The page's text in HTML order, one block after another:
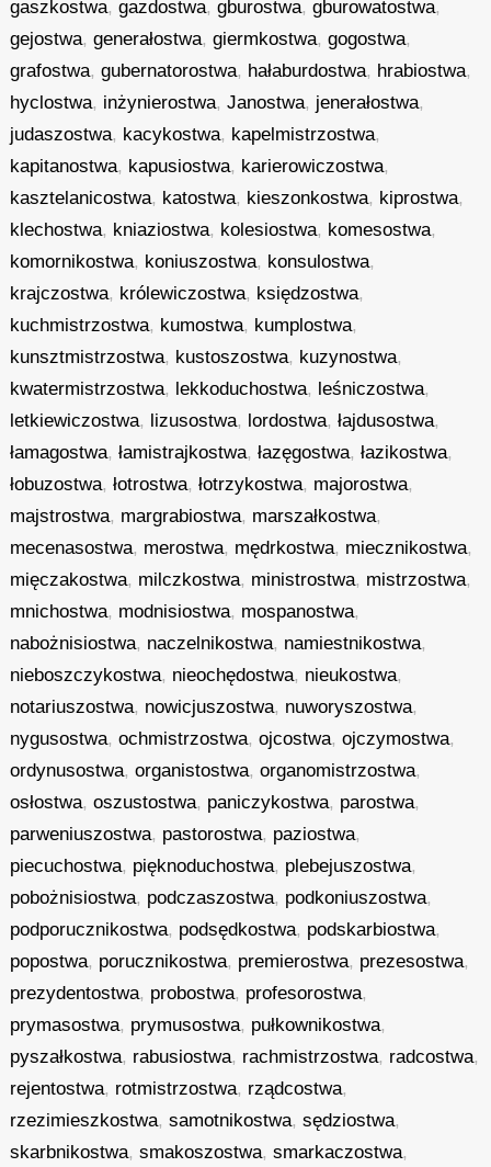
gaszkostwa,gazdostwa,gburostwa,gburowatostwa,
gejostwa,generałostwa,giermkostwa,gogostwa,
grafostwa,gubernatorostwa, hałaburdostwa, hrabiostwa,
hyclostwa, inżynierostwa,Janostwa, jenerałostwa,
judaszostwa, kacykostwa, kapelmistrzostwa,
kapitanostwa, kapusiostwa, karierowiczostwa,
kasztelanicostwa, katostwa, kieszonkostwa, kiprostwa,
klechostwa, kniaziostwa, kolesiostwa, komesostwa,
komornikostwa, koniuszostwa, konsulostwa,
krajczostwa, królewiczostwa, księdzostwa,
kuchmistrzostwa, kumostwa, kumplostwa,
kunsztmistrzostwa, kustoszostwa, kuzynostwa,
kwatermistrzostwa, lekkoduchostwa, leśniczostwa,
letkiewiczostwa, lizusostwa, lordostwa,łajdusostwa,
łamagostwa,łamistrajkostwa,łazęgostwa,łazikostwa,
łobuzostwa,łotrostwa,łotrzykostwa, majorostwa,
majstrostwa, margrabiostwa, marszałkostwa,
mecenasostwa, merostwa, mędrkostwa, miecznikostwa,
mięczakostwa, milczkostwa, ministrostwa, mistrzostwa,
mnichostwa, modnisiostwa, mospanostwa,
nabożnisiostwa, naczelnikostwa, namiestnikostwa,
nieboszczykostwa, nieochędostwa, nieukostwa,
notariuszostwa, nowicjuszostwa, nuworyszostwa,
nygusostwa,ochmistrzostwa,ojcostwa,ojczymostwa,
ordynusostwa,organistostwa,organomistrzostwa,
osłostwa,oszustostwa, paniczykostwa, parostwa,
parweniuszostwa, pastorostwa, paziostwa,
piecuchostwa, pięknoduchostwa, plebejuszostwa,
pobożnisiostwa, podczaszostwa, podkoniuszostwa,
podporucznikostwa, podsędkostwa, podskarbiostwa,
popostwa, porucznikostwa, premierostwa, prezesostwa,
prezydentostwa, probostwa, profesorostwa,
prymasostwa, prymusostwa, pułkownikostwa,
pyszałkostwa, rabusiostwa, rachmistrzostwa, radcostwa,
rejentostwa, rotmistrzostwa, rządcostwa,
rzezimieszkostwa,samotnikostwa,sędziostwa,
skarbnikostwa,smakoszostwa,smarkaczostwa,